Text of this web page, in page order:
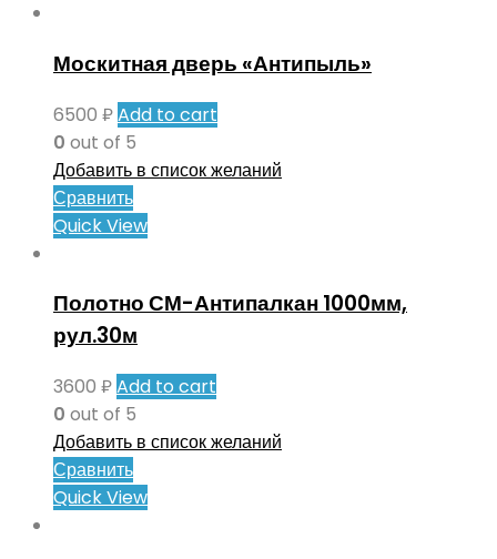
Москитная дверь «Антипыль»
6500 ₽Add to cart
0 out of 5
Добавить в список желаний
Сравнить
Quick View
Полотно СМ-Антипалкан 1000мм,
рул.30м
3600 ₽Add to cart
0 out of 5
Добавить в список желаний
Сравнить
Quick View